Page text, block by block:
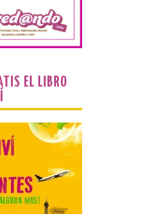
En Alto
continuará la
de Estación
elegido lugar
baño en
y
eclipse a
horas.
EL LIBRO